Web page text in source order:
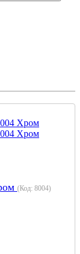
(Код: 8004)